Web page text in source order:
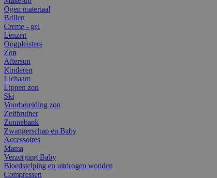
Ogen materiaal
Brillen
Creme - gel
Lenzen
Oogpleisters
Zon
Aftersun
Kinderen
Lichaam
Lippen zon
Ski
Voorbereiding zon
Zelfbruiner
Zonnebank
Zwangerschap en Baby
Accessoires
Mama
Verzorging Baby
Bloedstelping en uitdrogen wonden
Compressen